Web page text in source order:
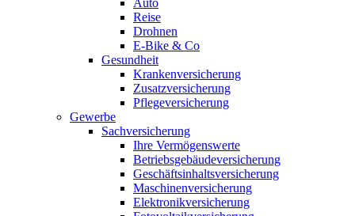
Auto
Reise
Drohnen
E-Bike & Co
Gesundheit
Krankenversicherung
Zusatzversicherung
Pflegeversicherung
Gewerbe
Sachversicherung
Ihre Vermögenswerte
Betriebsgebäudeversicherung
Geschäftsinhaltsversicherung
Maschinenversicherung
Elektronikversicherung